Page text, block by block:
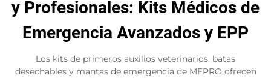
y Profesionales: Kits Médicos de
Emergencia Avanzados y EPP
Los kits de primeros auxilios veterinarios, batas
desechables y mantas de emergencia de MEPRO ofrecen